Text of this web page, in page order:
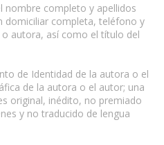
nombre completo y apellidos
domiciliar completa, teléfono y
autora, así como el título del
de Identidad de la autora o el
de la autora o el autor; una
original, inédito, no premiado
y no traducido de lengua